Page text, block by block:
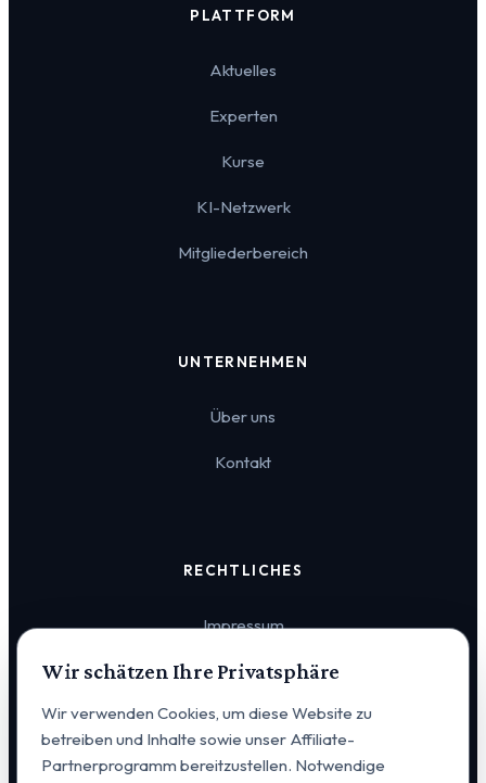
PLATTFORM
Aktuelles
Experten
Kurse
KI-Netzwerk
Mitgliederbereich
UNTERNEHMEN
Über uns
Kontakt
RECHTLICHES
Impressum
Datenschutz
Cookie-Einstellungen
Wir schätzen Ihre Privatsphäre
Wir verwenden Cookies, um diese Website zu
betreiben und Inhalte sowie unser Affiliate-
Partnerprogramm bereitzustellen. Notwendige